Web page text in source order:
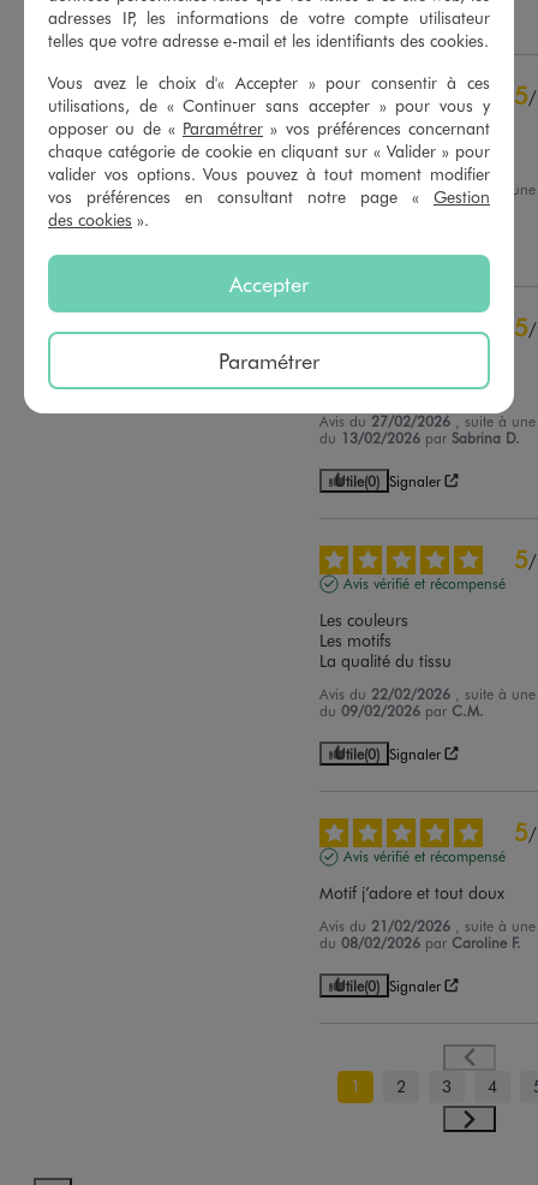
Voir tous les avis sur ce site
étoiles
3étoiles
1
2étoiles
0
1étoile 0
Trier les avis
Utile(0) Signaler
5/
Avis vérifié et récompensé
Très bien
Avis du 03/03/2026
, suite à
du29/11/2025 parL.B.
5/
Très bon produit
Avis du 27/02/2026
, suite à
du 13/02/2026 par Sabrina D.
Utile(0) Signaler
5/
Avis vérifié et récompensé
Les couleurs
Les motifs
La qualité du tissu
Avis du 22/02/2026
, suite à
du09/02/2026 parC.M.
Utile(0) Signaler
5/
Avis vérifié et récompensé
Motif j’adore et tout doux
Avis du 21/02/2026
, suite à
du08/02/2026 parCaroline F.
Utile(0) Signaler
1 2 3 4
adresses IP, les informations de votre compte utilisateur
telles que votre adresse e-mail et les identifiants des cookies.
Vous avez le choix d'« Accepter » pour consentir à ces
utilisations, de « Continuer sans accepter » pour vous y
opposer ou de « Paramétrer » vos préférences concernant
chaque catégorie de cookie en cliquant sur « Valider » pour
valider vos options. Vous pouvez à tout moment modifier
vos préférences en consultant notre page « Gestion
des cookies ».
Accepter
Paramétrer